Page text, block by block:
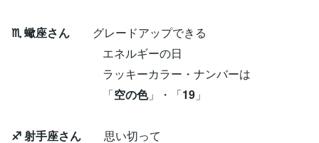
♏ 蠍座さん グレードアップできる
エネルギーの日
ラッキーカラー・ナンバーは
「空の色」・「19 」
♐ 射手座さん 思い切って